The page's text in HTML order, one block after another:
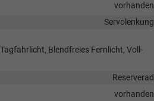
vorhanden
Servolenkung
Blendfreies Fernlicht, Voll-
Reserverad
vorhanden